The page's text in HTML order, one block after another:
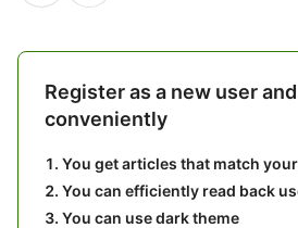
Register as a new user
conveniently
You get articles that match
You can efficiently read back
You can use dark theme